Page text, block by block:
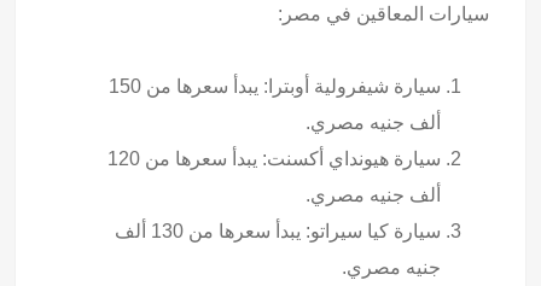
سيارات المعاقين في مصر:
سيارة شيفرولية أوبترا: يبدأ سعرها من 150
ألف جنيه مصري.
سيارة هيونداي أكسنت: يبدأ سعرها من 120
ألف جنيه مصري.
سيارة كيا سيراتو: يبدأ سعرها من 130 ألف
جنيه مصري.